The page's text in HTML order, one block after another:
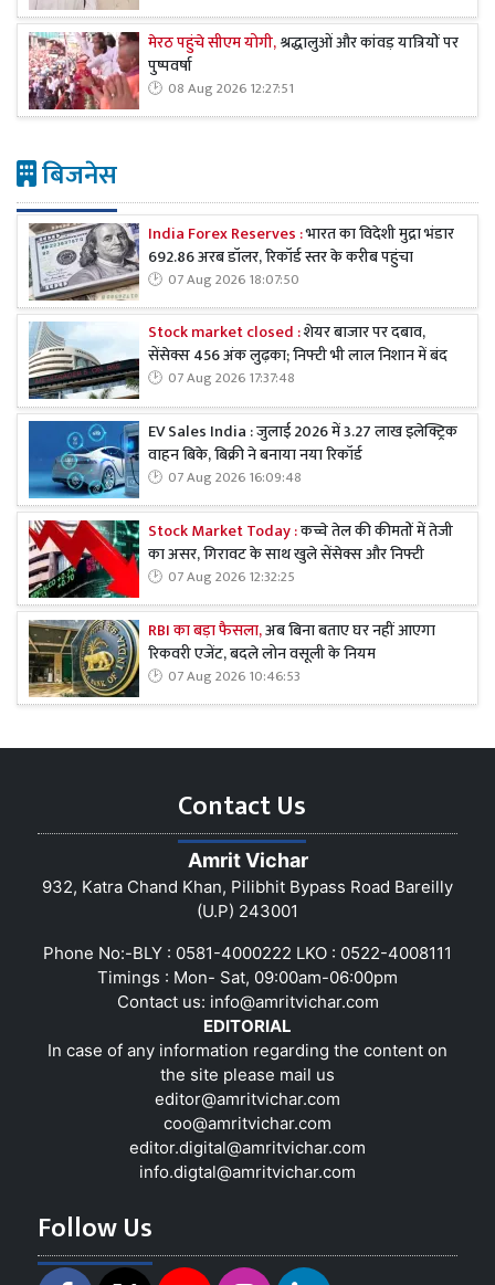
मेरठ पहुंचे सीएम योगी,श्रद्धालुओं और कांवड़ यात्रियों पर
पुष्पवर्षा
08 Aug 2026 12:27:51
बिजनेस
India Forex Reserves :भारत का विदेशी मुद्रा भंडार
692.86 अरब डॉलर, रिकॉर्ड स्तर के करीब पहुंचा
07 Aug 2026 18:07:50
Stock market closed :शेयर बाजार पर दबाव,
सेंसेक्स 456 अंक लुढ़का; निफ्टी भी लाल निशान में बंद
07 Aug 2026 17:37:48
EV Sales India : जुलाई 2026 में 3.27 लाख इलेक्ट्रिक
वाहन बिके, बिक्री ने बनाया नया रिकॉर्ड
07 Aug 2026 16:09:48
Stock Market Today :कच्चे तेल की कीमतों में तेजी
का असर, गिरावट के साथ खुले सेंसेक्स और निफ्टी
07 Aug 2026 12:32:25
RBI का बड़ा फैसला,अब बिना बताए घर नहीं आएगा
रिकवरी एजेंट, बदले लोन वसूली के नियम
07 Aug 2026 10:46:53
Contact Us
Amrit Vichar
932, Katra Chand Khan, Pilibhit Bypass Road Bareilly
(U.P) 243001
Phone No:-BLY : 0581-4000222 LKO : 0522-4008111
Timings : Mon- Sat, 09:00am-06:00pm
Contact us: info@amritvichar.com
EDITORIAL
In case of any information regarding the content on
the site please mail us
editor@amritvichar.com
coo@amritvichar.com
editor.digital@amritvichar.com
info.digtal@amritvichar.com
Follow Us